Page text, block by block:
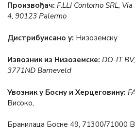
Произвођач: F.LLI Contorno SRL,
4, 90123 Palermo
Дистрибуисано у: Низоземску
Извозник из Низоземске: DO-IT
3771ND Barneveld
Увозник у Босну и Херцеговину:
Високo,
Бранилаца Босне 49, 71300/71000